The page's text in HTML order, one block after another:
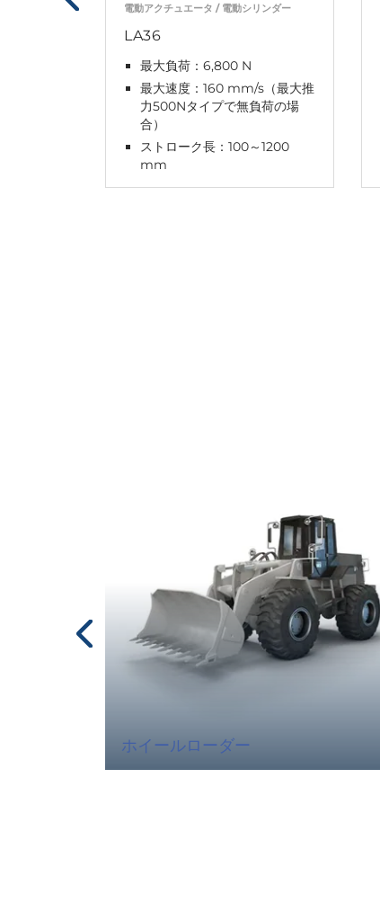
電動アクチュエータ / 電動シリンダー
LA36
最大負荷：6,800 N
最大速度：160 mm/s（最大推
力500Nタイプで無負荷の場
合）
ストローク長：100～1200
mm
ホイールローダー